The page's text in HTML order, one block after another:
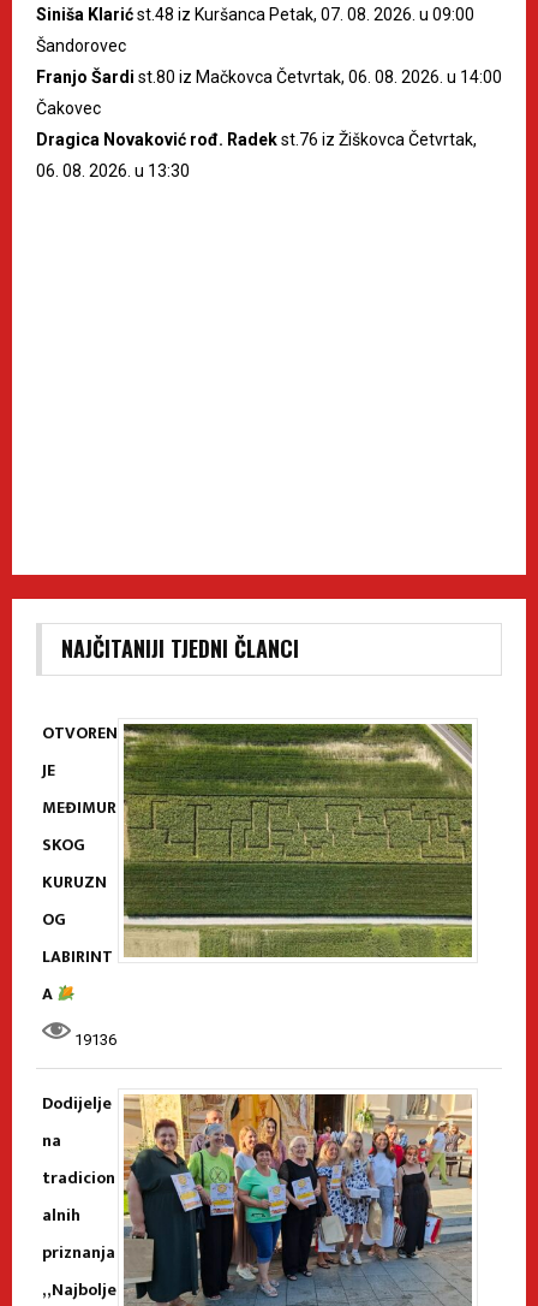
Siniša Klarićst.48 iz Kuršanca Petak, 07. 08. 2026. u 09:00
Šandorovec
Franjo Šardi st.80 iz Mačkovca Četvrtak, 06. 08. 2026. u 14:00
Čakovec
Dragica Novaković rođ. Radekst.76 iz Žiškovca Četvrtak,
06. 08. 2026. u 13:30
NAJČITANIJI TJEDNI ČLANCI
OTVOREN
JE
MEĐIMUR
SKOG
KURUZN
OG
LABIRINT
A
19136
Dodijelje
na
tradicion
alnih
priznanja
„Najbolje